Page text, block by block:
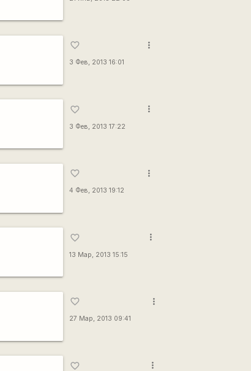
favorite_border
3 Фев, 2013 16:01
more_vert
favorite_border
3 Фев, 2013 17:22
more_vert
favorite_border
4 Фев, 2013 19:12
more_vert
favorite_border
13 Мар, 2013 15:15
more_vert
favorite_border
27 Мар, 2013 09:41
more_vert
favorite_border more_vert